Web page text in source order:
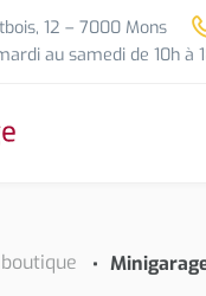
12 – 7000 Mons
au samedi de 10h à